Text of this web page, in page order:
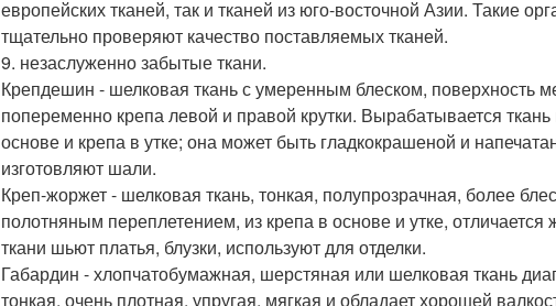
европейских тканей, так и тканей из юго-восточной Азии. Такие
тщательно проверяют качество поставляемых тканей.
9. незаслуженно забытые ткани.
Крепдешин - шелковая ткань с умеренным блеском, поверхность
попеременно крепа левой и правой крутки. Вырабатывается
основе и крепа в утке; она может быть гладкокрашеной и
изготовляют шали.
Креп-жоржет - шелковая ткань, тонкая, полупрозрачная, более
полотняным переплетением, из крепа в основе и утке,
ткани шьют платья, блузки, используют для отделки.
Габардин - хлопчатобумажная, шерстяная или шелковая ткань
тонкая, очень плотная, упругая, мягкая и обладает хорошей